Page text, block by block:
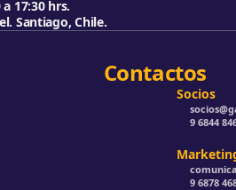
17:30 hrs.
Santiago, Chile.
Contactos
Socios
9 6844
9 6878